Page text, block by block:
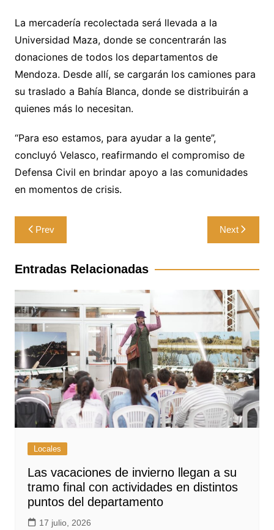
La mercadería recolectada será llevada a la
Universidad Maza, donde se concentrarán las
donaciones de todos los departamentos de
Mendoza. Desde allí, se cargarán los camiones para
su traslado a Bahía Blanca, donde se distribuirán a
quienes más lo necesitan.
“Para eso estamos, para ayudar a la gente”,
concluyó Velasco, reafirmando el compromiso de
Defensa Civil en brindar apoyo a las comunidades
en momentos de crisis.
Navegación
de
entradas
Prev Next
Entradas Relacionadas
Locales
Las vacaciones de invierno llegan a su
tramo final con actividades en distintos
puntos del departamento
17 julio, 2026